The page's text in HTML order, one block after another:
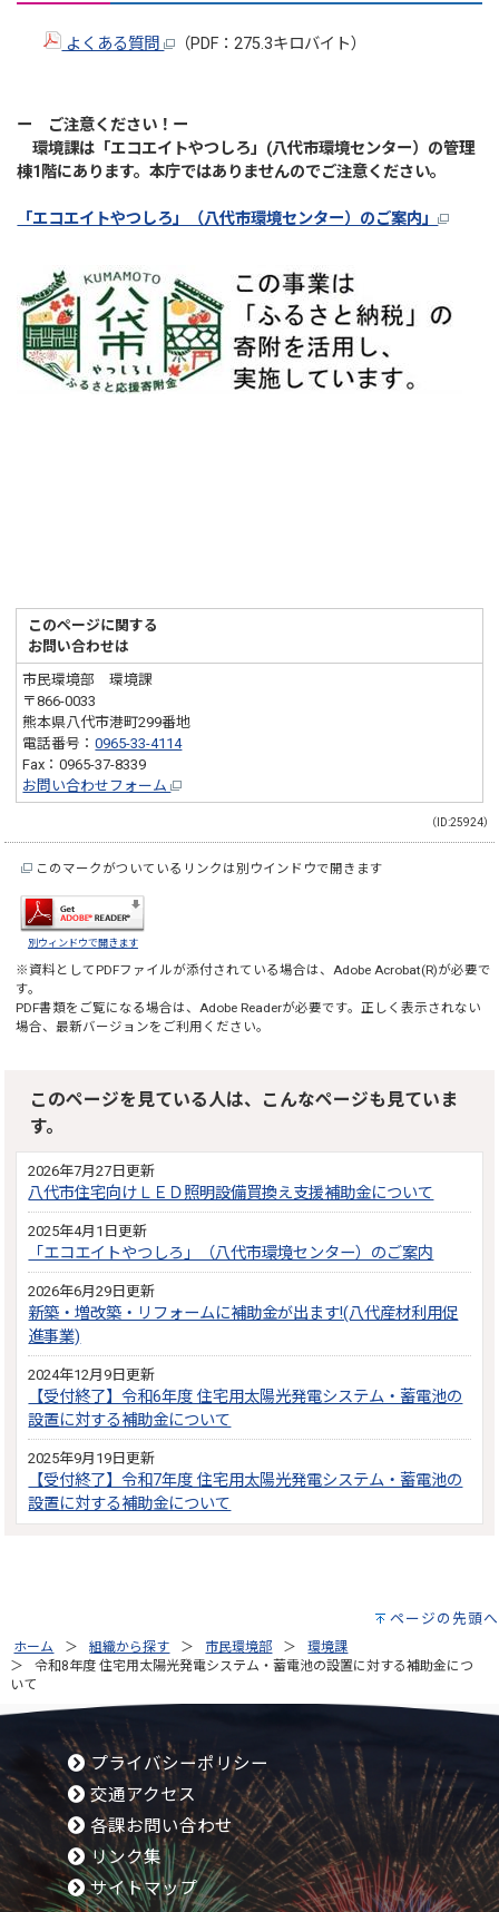
よくある質問 （PDF：275.3キロバイト）
ー ご注意ください！ ー
環境課は「エコエイトやつしろ」(八代市環境センター）の管理
棟1階にあります。本庁ではありませんのでご注意ください。
「エコエイトやつしろ」（八代市環境センター）のご案内」
このページに関する
お問い合わせは
市民環境部 環境課
〒866-0033
熊本県八代市港町299番地
電話番号：0965-33-4114
Fax：0965-37-8339
お問い合わせフォーム
（ID:25924）
このマークがついているリンクは別ウインドウで開きます
別ウィンドウで開きます
※資料としてPDFファイルが添付されている場合は、 Adobe Acrobat(R)が必要で
す。
PDF書類をご覧になる場合は、 Adobe Readerが必要です。正しく表示されない
場合、最新バージョンをご利用ください。
このページを見ている人は、こんなページも見ていま
す。
2026年7月27日更新
八代市住宅向けＬＥＤ照明設備買換え支援補助金について
2025年4月1日更新
「エコエイトやつしろ」（八代市環境センター）のご案内
2026年6月29日更新
新築・増改築・リフォームに補助金が出ます!(八代産材利用促
進事業)
2024年12月9日更新
【受付終了】令和6年度 住宅用太陽光発電システム・蓄電池の
設置に対する補助金について
2025年9月19日更新
【受付終了】令和7年度 住宅用太陽光発電システム・蓄電池の
設置に対する補助金について
ページの先頭へ
ホーム 組織から探す 市民環境部
環境課
令和8年度 住宅用太陽光発電システム・蓄電池の設置に対する補助金につ
いて
プライバシーポリシー
交通アクセス
各課お問い合わせ
リンク集
サイトマップ